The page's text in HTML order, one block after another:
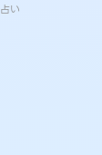
占い